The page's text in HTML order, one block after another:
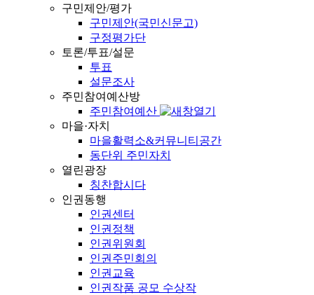
구민제안/평가
구민제안(국민신문고)
구정평가단
토론/투표/설문
투표
설문조사
주민참여예산방
주민참여예산
마을·자치
마을활력소&커뮤니티공간
동단위 주민자치
열린광장
칭찬합시다
인권동행
인권센터
인권정책
인권위원회
인권주민회의
인권교육
인권작품 공모 수상작